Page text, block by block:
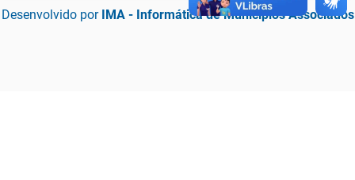
Desenvolvido por IMA - Informática de Municípios Associados